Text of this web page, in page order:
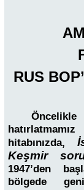
RUS
Öncelikle
hitabınızda,
Keşmir
1947’den
bölgede